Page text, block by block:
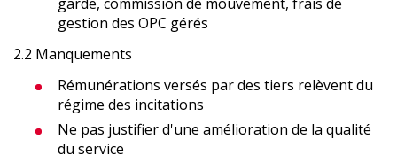
gestion des OPC gérés
2.2 Manquements
Rémunérations versés par des tiers relèvent du
régime des incitations
Ne pas justifier d'une amélioration de la qualité
du service